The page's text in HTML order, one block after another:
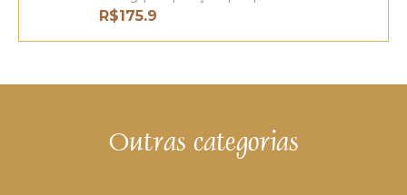
R$175.9
Outras categorias